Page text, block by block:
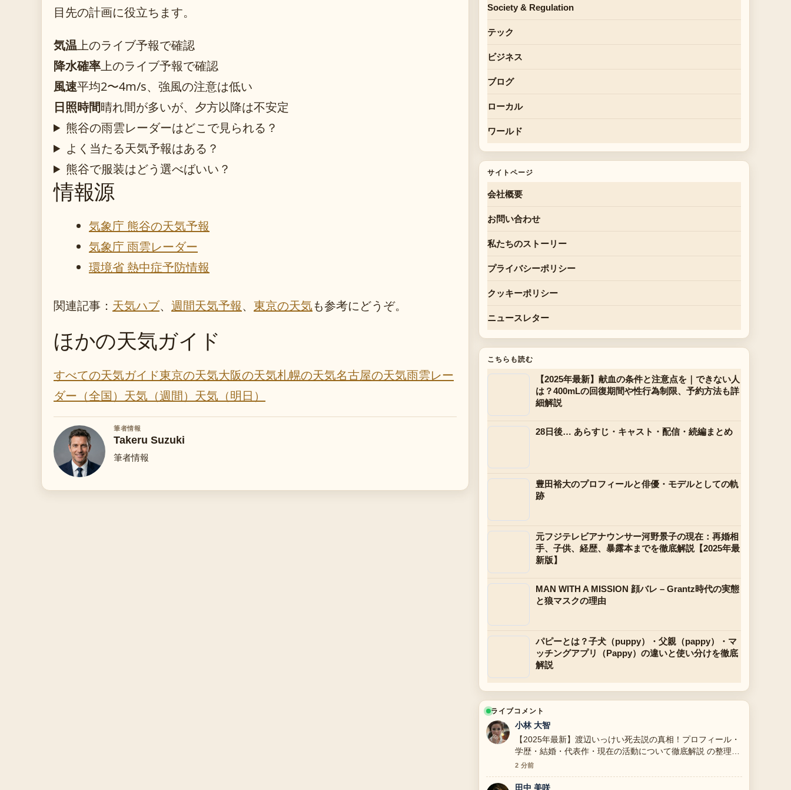
目先の計画に役立ちます。
気温上のライブ予報で確認
降水確率上のライブ予報で確認
風速平均2〜4m/s、強風の注意は低い
日照時間晴れ間が多いが、夕方以降は不安定
熊谷の雨雲レーダーはどこで見られる？
よく当たる天気予報はある？
熊谷で服装はどう選べばいい？
情報源
気象庁 熊谷の天気予報
気象庁 雨雲レーダー
環境省 熱中症予防情報
関連記事： 天気ハブ、 週間天気予報、 東京の天気も参考にどうぞ。
ほかの天気ガイド
すべての天気ガイド東京の天気大阪の天気札幌の天気名古屋の天気雨雲レー
ダー（全国） 天気（週間） 天気（明日）
筆者情報
Takeru Suzuki
筆者情報
Society & Regulation
テック
ビジネス
ブログ
ローカル
ワールド
サイトページ
会社概要
お問い合わせ
私たちのストーリー
プライバシーポリシー
クッキーポリシー
ニュースレター
こちらも読む
【2025年最新】献血の条件と注意点を｜できない人
は？400mLの回復期間や性行為制限、予約方法も詳
細解説
28日後… あらすじ・キャスト・配信・続編まとめ
豊田裕大のプロフィールと俳優・モデルとしての軌
跡
元フジテレビアナウンサー河野景子の現在：再婚相
手、子供、経歴、暴露本までを徹底解説【2025年最
新版】
MAN WITH A MISSION 顔バレ – Grantz時代の実態
と狼マスクの理由
パピーとは？子犬（puppy）・父親（pappy）・マ
ッチングアプリ（Pappy）の違いと使い分けを徹底
解説
ライブコメント
小林 大智
【2025年最新】渡辺いっけい死去説の真相！プロフィール・
学歴・結婚・代表作・現在の活動について徹底解説 の整理が
とても分かりやすいです。今日の中でも特に読みやすいで
す。
2 分前
田中 美咲